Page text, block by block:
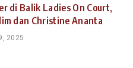
di Balik Ladies On Court,
dan Christine Ananta
2025